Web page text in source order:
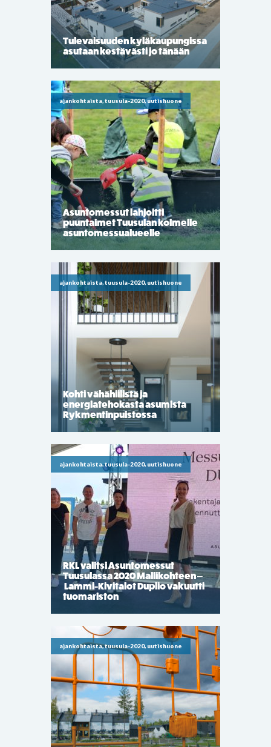
Tulevaisuuden kyläkaupungissa
asutaan kestävästi jo tänään
ajankohtaista, tuusula-2020, uutishuone
Asuntomessut lahjoitti
puuntaimet Tuusulan kolmelle
asuntomessualueelle
ajankohtaista, tuusula-2020, uutishuone
Kohti vähähiilistä ja
energiatehokasta asumista
Rykmentinpuistossa
ajankohtaista, tuusula-2020, uutishuone
RKL valitsi Asuntomessut
Tuusulassa 2020 Mallikohteen –
Lammi-Kivitalot Duplio vakuutti
tuomariston
ajankohtaista, tuusula-2020, uutishuone